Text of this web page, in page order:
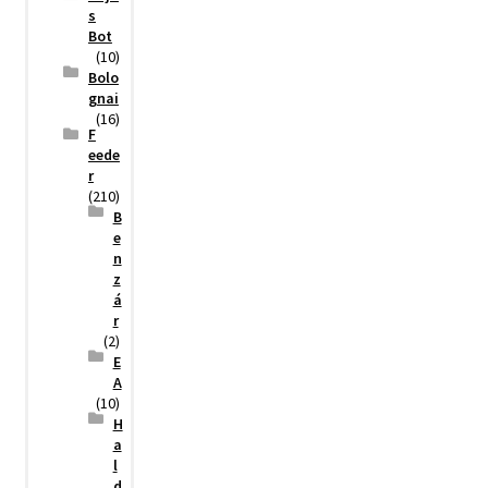
s
Bot
(10)
Bolo
gnai
(16)
F
eede
r
(210)
B
e
n
z
á
r
(2)
E
A
(10)
H
a
l